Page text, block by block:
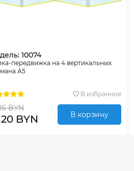
10074
передвижка на 4 вертикальных
А5
В избранное
BYN
BYN В корзину